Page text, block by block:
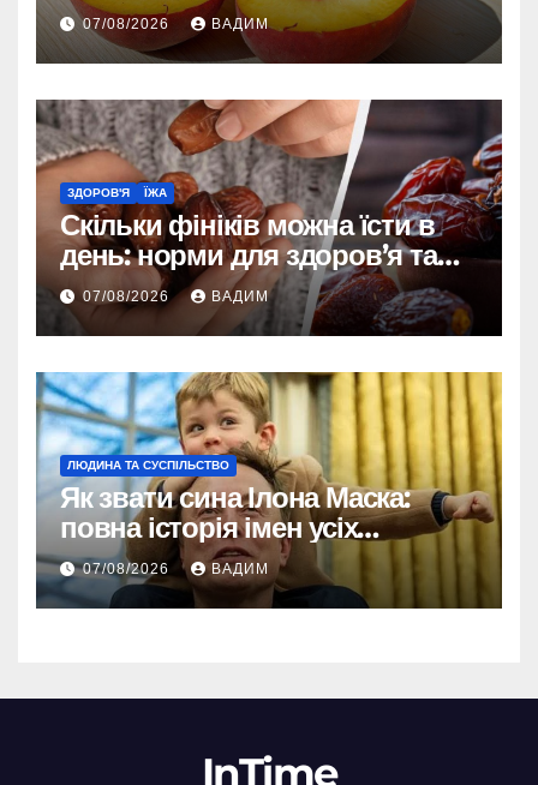
впливі на організм
07/08/2026 ВАДИМ
ЗДОРОВ'Я ЇЖА
Скільки фініків можна їсти в
день: норми для здоров’я та
енергії
07/08/2026 ВАДИМ
ЛЮДИНА ТА СУСПІЛЬСТВО
Як звати сина Ілона Маска:
повна історія імен усіх
хлопчиків мільярдера
07/08/2026 ВАДИМ
InTime